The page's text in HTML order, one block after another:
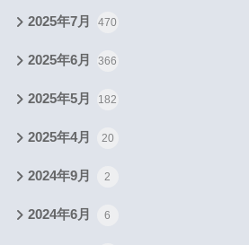
2025年7月 470
2025年6月 366
2025年5月 182
2025年4月 20
2024年9月 2
2024年6月 6